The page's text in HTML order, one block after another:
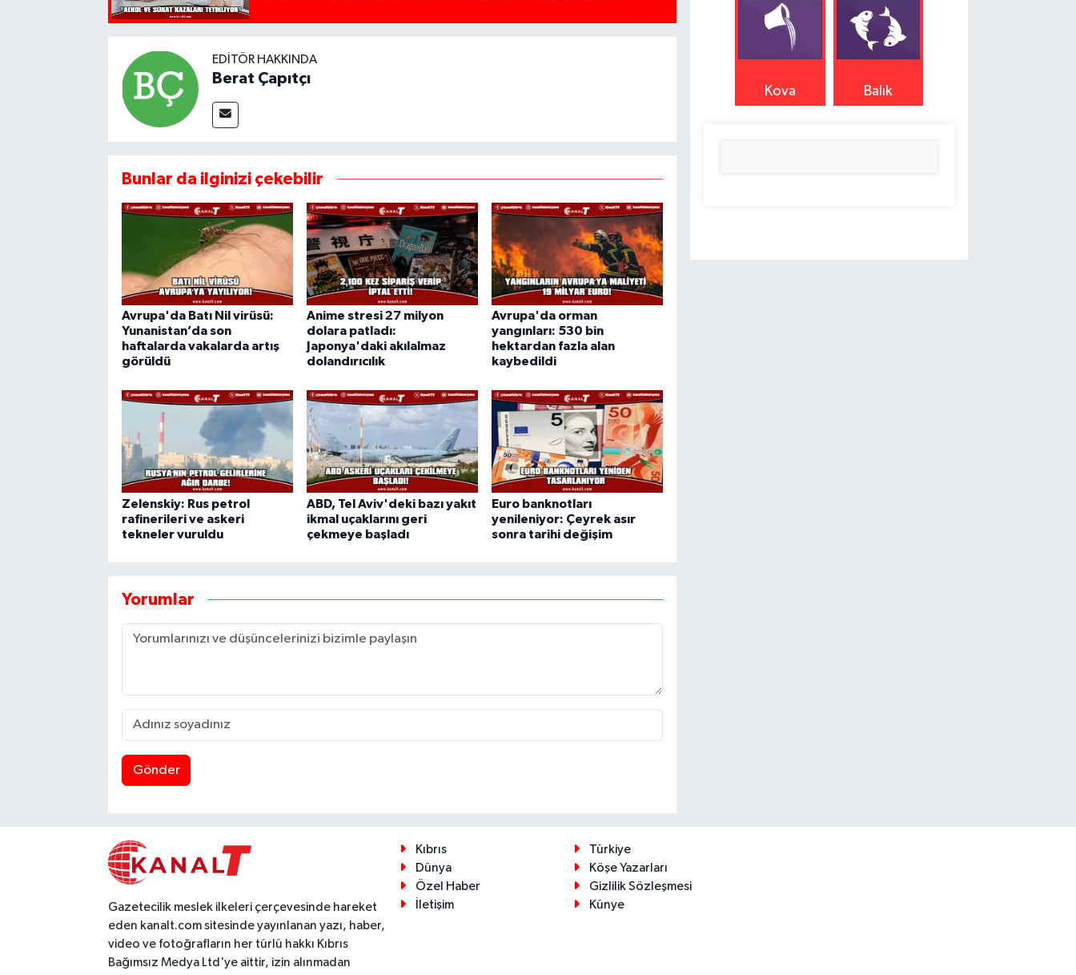
EDITÖR HAKKINDA
Berat Çapıtçı
Bunlar da ilginizi çekebilir
Avrupa'da Batı Nil virüsü:
Yunanistan’da son
haftalarda vakalarda artış
görüldü
Anime stresi 27 milyon
dolara patladı:
Japonya'daki akılalmaz
dolandırıcılık
Avrupa'da orman
yangınları: 530 bin
hektardan fazla alan
kaybedildi
Zelenskiy: Rus petrol
rafinerileri ve askeri
tekneler vuruldu
ABD, Tel Aviv'deki bazı yakıt
ikmal uçaklarını geri
çekmeye başladı
Euro banknotları
yenileniyor: Çeyrek asır
sonra tarihi değişim
Yorumlar
Gönder
Kova Balık
Gazetecilik meslek ilkeleri çerçevesinde hareket
eden kanalt.com sitesinde yayınlanan yazı, haber,
video ve fotoğrafların her türlü hakkı Kıbrıs
Bağımsız Medya Ltd'ye aittir, izin alınmadan
Kıbrıs
Türkiye
Dünya
Köşe Yazarları
Özel Haber
Gizlilik Sözleşmesi
İletişim
Künye